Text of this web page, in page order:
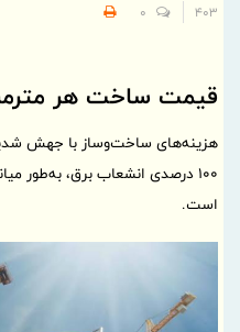
403
0
قیمت ساخت هر
هزینه‌های ساخت‌وساز با جهش
است.